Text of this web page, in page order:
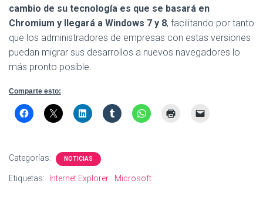
cambio de su tecnología es que se basará en
Chromium y llegará a Windows 7 y 8, facilitando por tanto
que los administradores de empresas con estas versiones
puedan migrar sus desarrollos a nuevos navegadores lo
más pronto posible.
Comparte esto:
Categorías: NOTICIAS
Etiquetas: Internet Explorer Microsoft